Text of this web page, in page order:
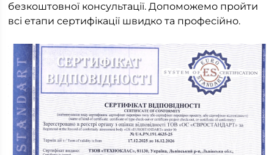
безкоштовної консультації. Допоможемо пройти
всі етапи сертифікації швидко та професійно.